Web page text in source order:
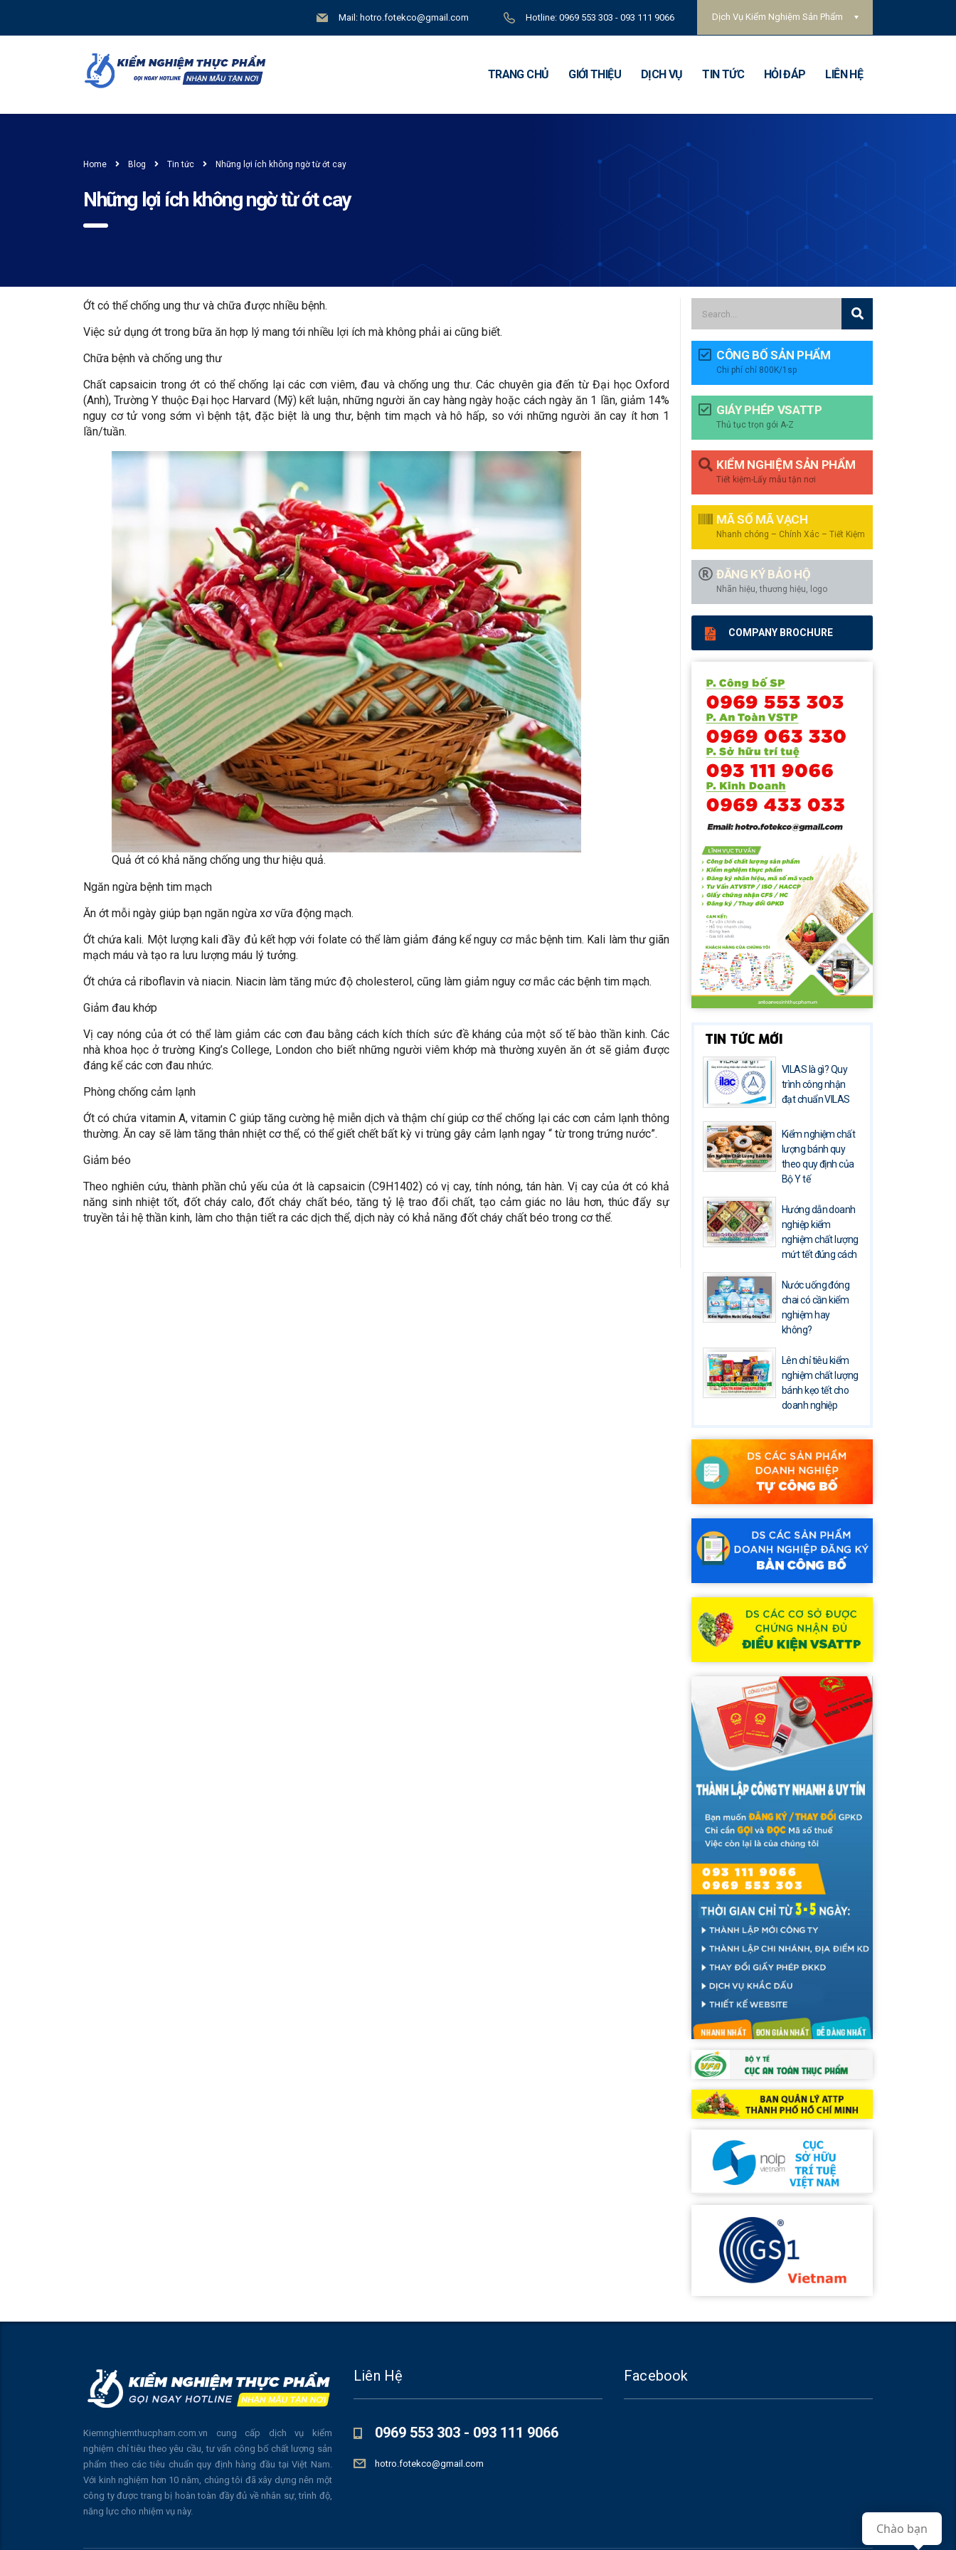
Dịch Vụ Kiểm Nghiệm Sản Phẩm
Mail: hotro.fotekco@gmail.com Hotline: 0969 553 303 - 093 111 9066
TRANG CHỦ GIỚI THIỆU DỊCH VỤ TIN TỨC HỎI ĐÁP LIÊN HỆ
Home Blog Tin tức Những lợi ích không ngờ từ ớt cay
Những lợi ích không ngờ từ ớt cay
Ớt có thể chống ung thư và chữa được nhiều bệnh.
Việc sử dụng ớt trong bữa ăn hợp lý mang tới nhiều lợi ích mà không phải ai cũng biết.
Chữa bệnh và chống ung thư
Chất capsaicin trong ớt có thể chống lại các cơn viêm, đau và chống ung thư. Các chuyên gia đến từ Đại học Oxford
(Anh), Trường Y thuộc Đại học Harvard (Mỹ) kết luận, những người ăn cay hàng ngày hoặc cách ngày ăn 1 lần, giảm 14%
nguy cơ tử vong sớm vì bệnh tật, đặc biệt là ung thư, bệnh tim mạch và hô hấp, so với những người ăn cay ít hơn 1
lần/tuần.
Quả ớt có khả năng chống ung thư hiệu quả.
Ngăn ngừa bệnh tim mạch
Ăn ớt mỗi ngày giúp bạn ngăn ngừa xơ vữa động mạch.
Ớt chứa kali. Một lượng kali đầy đủ kết hợp với folate có thể làm giảm đáng kể nguy cơ mắc bệnh tim. Kali làm thư giãn
mạch máu và tạo ra lưu lượng máu lý tưởng.
Ớt chứa cả riboflavin và niacin. Niacin làm tăng mức độ cholesterol, cũng làm giảm nguy cơ mắc các bệnh tim mạch.
Giảm đau khớp
Vị cay nóng của ớt có thể làm giảm các cơn đau bằng cách kích thích sức đề kháng của một số tế bào thần kinh. Các
nhà khoa học ở trường King’s College, London cho biết những người viêm khớp mà thường xuyên ăn ớt sẽ giảm được
đáng kể các cơn đau nhức.
Phòng chống cảm lạnh
Ớt có chứa vitamin A, vitamin C giúp tăng cường hệ miễn dịch và thậm chí giúp cơ thể chống lại các cơn cảm lạnh thông
thường. Ăn cay sẽ làm tăng thân nhiệt cơ thể, có thể giết chết bất kỳ vi trùng gây cảm lạnh ngay “ từ trong trứng nước”.
Giảm béo
Theo nghiên cứu, thành phần chủ yếu của ớt là capsaicin (C9H1402) có vị cay, tính nóng, tán hàn. Vị cay của ớt có khả
năng sinh nhiệt tốt, đốt cháy calo, đốt cháy chất béo, tăng tỷ lệ trao đổi chất, tạo cảm giác no lâu hơn, thúc đẩy sự
truyền tải hệ thần kinh, làm cho thận tiết ra các dịch thể, dịch này có khả năng đốt cháy chất béo trong cơ thể.
CÔNG BỐ SẢN PHẨM
Chi phí chỉ 800K/1sp
GIÁY PHÉP VSATTP
Thủ tục trọn gói A-Z
KIỂM NGHIỆM SẢN PHẨM
Tiết kiệm-Lấy mẫu tận nơi
MÃ SỐ MÃ VẠCH
Nhanh chóng – Chính Xác – Tiết Kiệm
ĐĂNG KÝ BẢO HỘ
Nhãn hiệu, thương hiệu, logo
COMPANY BROCHURE
TIN TỨC MỚI
VILAS là gì? Quy
trình công nhận
đạt chuẩn VILAS
Kiểm nghiệm chất
lượng bánh quy
theo quy định của
Bộ Y tế
Hướng dẫn doanh
nghiệp kiểm
nghiệm chất lượng
mứt tết đúng cách
Nước uống đóng
chai có cần kiểm
nghiệm hay
không?
Lên chỉ tiêu kiểm
nghiệm chất lượng
bánh kẹo tết cho
doanh nghiệp
Kiemnghiemthucpham.com.vn cung cấp dịch vụ kiểm
nghiệm chỉ tiêu theo yêu cầu, tư vấn công bố chất lượng sản
phẩm theo các tiêu chuẩn quy định hàng đầu tại Việt Nam.
Với kinh nghiệm hơn 10 năm, chúng tôi đã xây dựng nên một
công ty được trang bị hoàn toàn đầy đủ về nhân sự, trình độ,
năng lực cho nhiệm vụ này.
Liên Hệ
0969 553 303 - 093 111 9066
hotro.fotekco@gmail.com
Facebook
Chào bạn